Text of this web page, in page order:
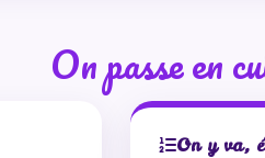
On passe en
On y va,